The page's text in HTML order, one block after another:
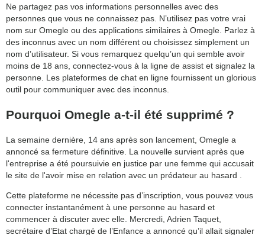
Ne partagez pas vos informations personnelles avec des
personnes que vous ne connaissez pas. N’utilisez pas votre vrai
nom sur Omegle ou des applications similaires à Omegle. Parlez à
des inconnus avec un nom différent ou choisissez simplement un
nom d’utilisateur. Si vous remarquez quelqu’un qui semble avoir
moins de 18 ans, connectez-vous à la ligne de assist et signalez la
personne. Les plateformes de chat en ligne fournissent un glorious
outil pour communiquer avec des inconnus.
Pourquoi Omegle a-t-il été supprimé ?
La semaine dernière, 14 ans après son lancement, Omegle a
annoncé sa fermeture définitive. La nouvelle survient après que
l'entreprise a été poursuivie en justice par une femme qui accusait
le site de l'avoir mise en relation avec un prédateur au hasard .
Cette plateforme ne nécessite pas d’inscription, vous pouvez vous
connecter instantanément à une personne au hasard et
commencer à discuter avec elle. Mercredi, Adrien Taquet,
secrétaire d’Etat chargé de l’Enfance a annoncé qu’il allait signaler